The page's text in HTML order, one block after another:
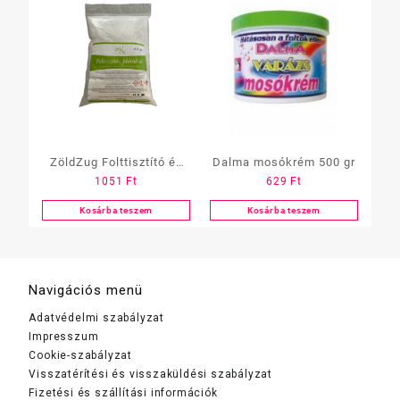
ZöldZug Folttisztító és
Fehérítő só 500gr
1051 Ft
Kosárba teszem
Dalma mosókrém 500 gr
629 Ft
Kosárba teszem
Navigációs menü
Adatvédelmi szabályzat
Impresszum
Cookie-szabályzat
Visszatérítési és visszaküldési szabályzat
Fizetési és szállítási információk